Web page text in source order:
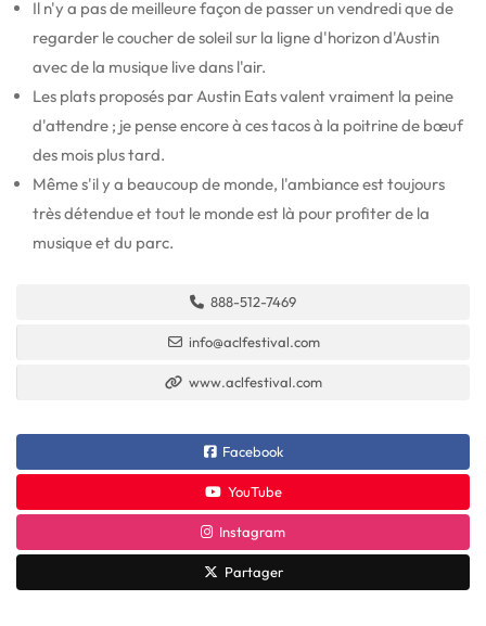
Il n'y a pas de meilleure façon de passer un vendredi que de
regarder le coucher de soleil sur la ligne d'horizon d'Austin
avec de la musique live dans l'air.
Les plats proposés par Austin Eats valent vraiment la peine
d'attendre ; je pense encore à ces tacos à la poitrine de bœuf
des mois plus tard.
Même s'il y a beaucoup de monde, l'ambiance est toujours
très détendue et tout le monde est là pour profiter de la
musique et du parc.
888-512-7469
info@aclfestival.com
www.aclfestival.com
Facebook
YouTube
Instagram
Partager